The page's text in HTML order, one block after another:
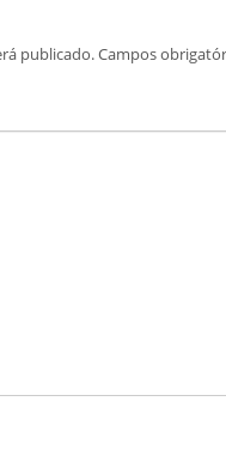
publicado.Campos